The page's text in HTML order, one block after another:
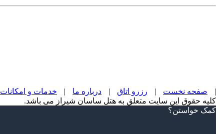
| صفحه نخست | رزرو اتاق | درباره ما | خدمات و امکانات
کلیه حقوق این سایت متعلق به هتل ساسان شیراز می باشد.
Scroll
کمک خواستن؟